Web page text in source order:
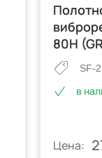
80H
SF-2
в
Цена: